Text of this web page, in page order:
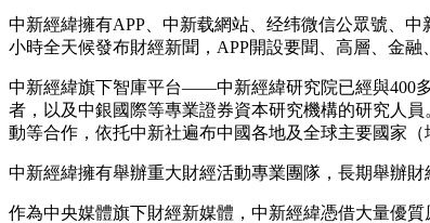
中新經緯擁有APP、中新载網站、经纬微信公眾號、中
小時全天候發布財經新聞，APP開設要聞、高層、金
中新經緯旗下智庫平台——中新經緯研究院已經與400
者，以及中銀國際等專業證券資本研究機構的研究人
動等合作，依托中新社遍布中國各地及全球主要國家
中新經緯擁有舉辦重大財經活動專業團隊，長期舉辦
作為中央媒體旗下財經新媒體，中新經緯憑借大量優